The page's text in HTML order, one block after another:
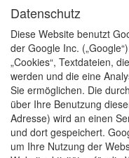
Datenschutz
Diese Website benutzt
der Google Inc.
„Cookies“, Textdateien,
werden und die eine
Sie ermöglichen. Die
über Ihre Benutzung
Adresse) wird an einen
und dort gespeichert.
um Ihre Nutzung der